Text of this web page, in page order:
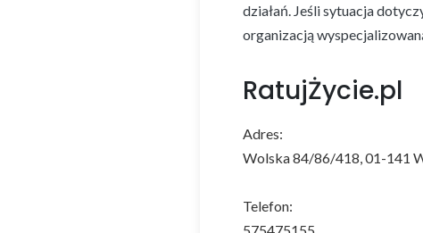
działań. Jeśli sytuacja
organizacją
RatujŻycie.pl
Adres:
Wolska 84/86/418, 01-141
Telefon:
575475155